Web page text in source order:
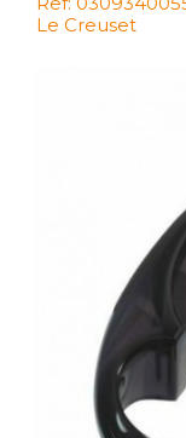
Le Creuset